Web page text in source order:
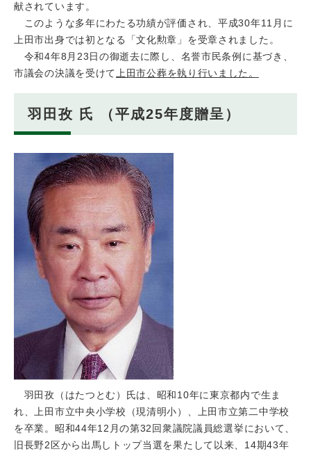
献されています。
このような多年にわたる功績が評価され、平成30年11月に
上田市出身では初となる「文化勲章」を受章されました。
令和4年8月23日の御逝去に際し、名誉市民条例に基づき、
市議会の決議を受けて 上田市公葬を執り行いました。
羽田孜 氏 （平成25年度贈呈）
羽田孜（はたつとむ）氏は、昭和10年に東京都内で生ま
れ、上田市立中央小学校（現清明小）、上田市立第二中学校
を卒業。昭和44年12月の第32回衆議院議員総選挙において、
旧長野2区から出馬しトップ当選を果たして以来、14期43年